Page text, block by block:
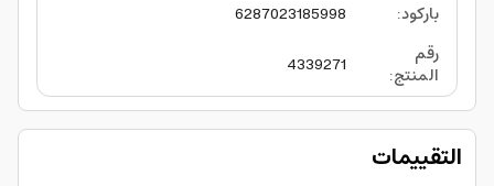
باركود:
6287023185998
رقم
المنتج:
4339271
التقييمات